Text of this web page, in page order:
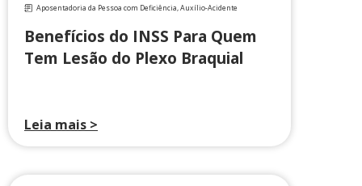
Aposentadoria da Pessoa com Deficiência,Auxílio-Acidente
Benefícios do INSS Para Quem
Tem Lesão do Plexo Braquial
Leia mais >